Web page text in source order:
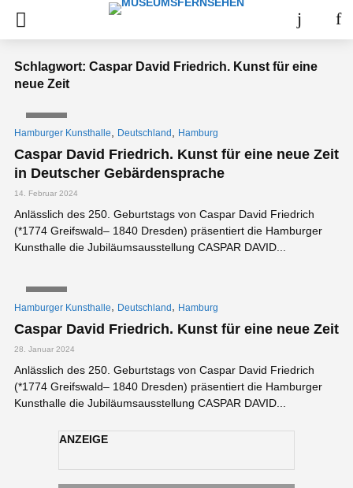
Schlagwort: Caspar David Friedrich. Kunst für eine
neue Zeit
Hamburger Kunsthalle Deutschland Hamburg
Caspar David Friedrich. Kunst für eine neue Zeit
in Deutscher Gebärdensprache
14. Februar 2024
Anlässlich des 250. Geburtstags von Caspar David Friedrich
(*1774 Greifswald– 1840 Dresden) präsentiert die Hamburger
Kunsthalle die Jubiläumsausstellung CASPAR DAVID...
Hamburger Kunsthalle, Deutschland, Hamburg
Caspar David Friedrich. Kunst für eine neue Zeit
28. Januar 2024
Anlässlich des 250. Geburtstags von Caspar David Friedrich
(*1774 Greifswald– 1840 Dresden) präsentiert die Hamburger
Kunsthalle die Jubiläumsausstellung CASPAR DAVID...
ANZEIGE